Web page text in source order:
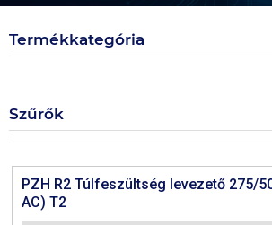
Termékkategória
Szűrők
PZH R2 Túlfeszültség levezető 275/
AC) T2